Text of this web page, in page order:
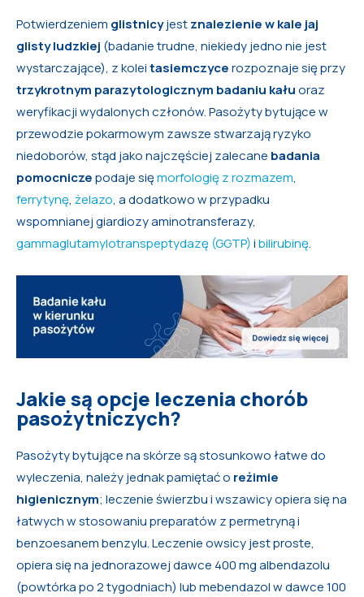
Potwierdzeniem glistnicyjestznalezienie w kale jaj
glisty ludzkiej (badanie trudne, niekiedy jedno nie jest
wystarczające), z koleitasiemczycerozpoznaje się przy
trzykrotnym parazytologicznym badaniu kałuoraz
weryfikacji wydalonych członów. Pasożyty bytujące w
przewodzie pokarmowym zawsze stwarzają ryzyko
niedoborów, stąd jako najczęściej zalecane badania
pomocniczepodaje sięmorfologię z rozmazem,
ferrytynę, żelazo, a dodatkowo w przypadku
wspomnianej giardiozy aminotransferazy,
gammaglutamylotranspeptydazę (GGTP)ibilirubinę.
Jakie są opcje leczenia chorób
pasożytniczych?
Pasożyty bytujące na skórze są stosunkowo łatwe do
wyleczenia, należy jednak pamiętać o reżimie
higienicznym; leczenie świerzbu i wszawicy opiera się na
łatwych w stosowaniu preparatów z permetryną i
benzoesanem benzylu. Leczenie owsicy jest proste,
opiera się na jednorazowej dawce 400 mg albendazolu
(powtórka po 2 tygodniach) lub mebendazol w dawce 100